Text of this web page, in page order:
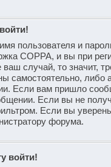
пользователя и
COPPA, и вы при
случай, то значит,
самостоятельно, либо
Если вам пришло
Если вы не
Если вы
форума.
войти!